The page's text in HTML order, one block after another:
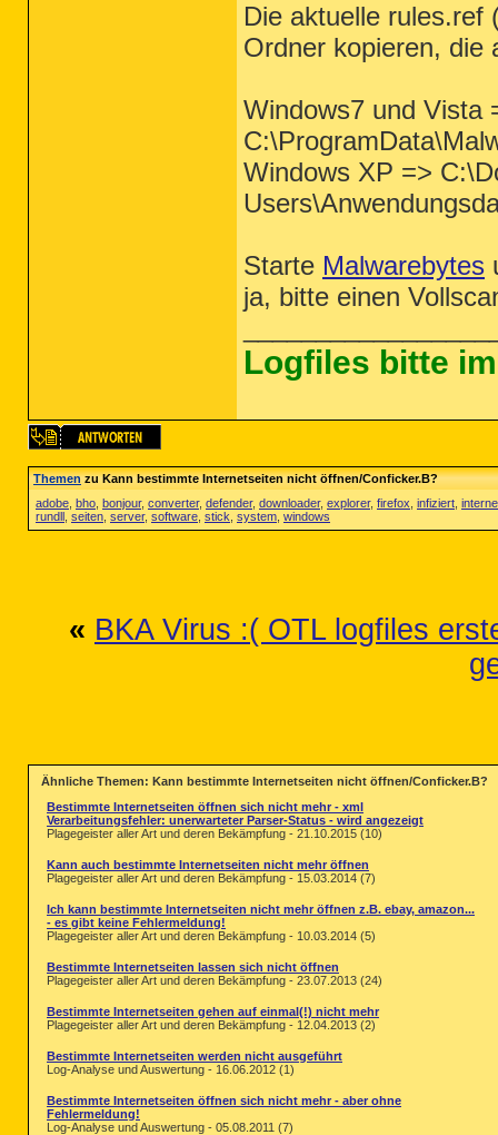
Die aktuelle rules.ref
Ordner kopieren, die
Windows7 und Vista
Windows XP =>
Starte Malwarebytes
ja, bitte einen
Logfiles bitte
Themenzu Kann bestimmte Internetseiten nicht öffnen/Conficker.B?
adobe bho bonjour, converter, defender, downloader, explorer, firefox infiziert
rundll seiten server, software stick system windows
« BKA Virus :( OTL logfiles
Ähnliche Themen: Kann bestimmte Internetseiten nicht öffnen/Conficker.B?
Bestimmte Internetseiten öffnen sich nicht mehr - xml
Verarbeitungsfehler: unerwarteter Parser-Status - wird angezeigt
Plagegeister aller Art und deren Bekämpfung - 21.10.2015 (10)
Kann auch bestimmte Internetseiten nicht mehr öffnen
Plagegeister aller Art und deren Bekämpfung - 15.03.2014 (7)
Ich kann bestimmte Internetseiten nicht mehr öffnen z.B. ebay, amazon...
- es gibt keine Fehlermeldung!
Plagegeister aller Art und deren Bekämpfung - 10.03.2014 (5)
Bestimmte Internetseiten lassen sich nicht öffnen
Plagegeister aller Art und deren Bekämpfung - 23.07.2013 (24)
Bestimmte Internetseiten gehen auf einmal(!) nicht mehr
Plagegeister aller Art und deren Bekämpfung - 12.04.2013 (2)
Bestimmte Internetseiten werden nicht ausgeführt
Log-Analyse und Auswertung - 16.06.2012 (1)
Bestimmte Internetseiten öffnen sich nicht mehr - aber ohne
Fehlermeldung!
Log-Analyse und Auswertung - 05.08.2011 (7)